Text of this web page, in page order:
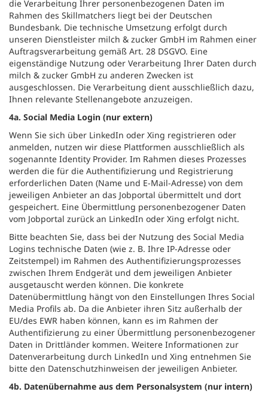
die Verarbeitung Ihrer personenbezogenen Daten im
Rahmen des Skillmatchers liegt bei der Deutschen
Bundesbank. Die technische Umsetzung erfolgt durch
unseren Dienstleister milch & zucker GmbH im Rahmen einer
Auftragsverarbeitung gemäß Art. 28 DSGVO. Eine
eigenständige Nutzung oder Verarbeitung Ihrer Daten durch
milch & zucker GmbH zu anderen Zwecken ist
ausgeschlossen. Die Verarbeitung dient ausschließlich dazu,
Ihnen relevante Stellenangebote anzuzeigen.
4a. Social Media Login (nur extern)
Wenn Sie sich über LinkedIn oder Xing registrieren oder
anmelden, nutzen wir diese Plattformen ausschließlich als
sogenannte Identity Provider. Im Rahmen dieses Prozesses
werden die für die Authentifizierung und Registrierung
erforderlichen Daten (Name und E-Mail-Adresse) von dem
jeweiligen Anbieter an das Jobportal übermittelt und dort
gespeichert. Eine Übermittlung personenbezogener Daten
vom Jobportal zurück an LinkedIn oder Xing erfolgt nicht.
Bitte beachten Sie, dass bei der Nutzung des Social Media
Logins technische Daten (wie z. B. Ihre IP-Adresse oder
Zeitstempel) im Rahmen des Authentifizierungsprozesses
zwischen Ihrem Endgerät und dem jeweiligen Anbieter
ausgetauscht werden können. Die konkrete
Datenübermittlung hängt von den Einstellungen Ihres Social
Media Profils ab. Da die Anbieter ihren Sitz außerhalb der
EU/des EWR haben können, kann es im Rahmen der
Authentifizierung zu einer Übermittlung personenbezogener
Daten in Drittländer kommen. Weitere Informationen zur
Datenverarbeitung durch LinkedIn und Xing entnehmen Sie
bitte den Datenschutzhinweisen der jeweiligen Anbieter.
4b. Datenübernahme aus dem Personalsystem (nur intern)